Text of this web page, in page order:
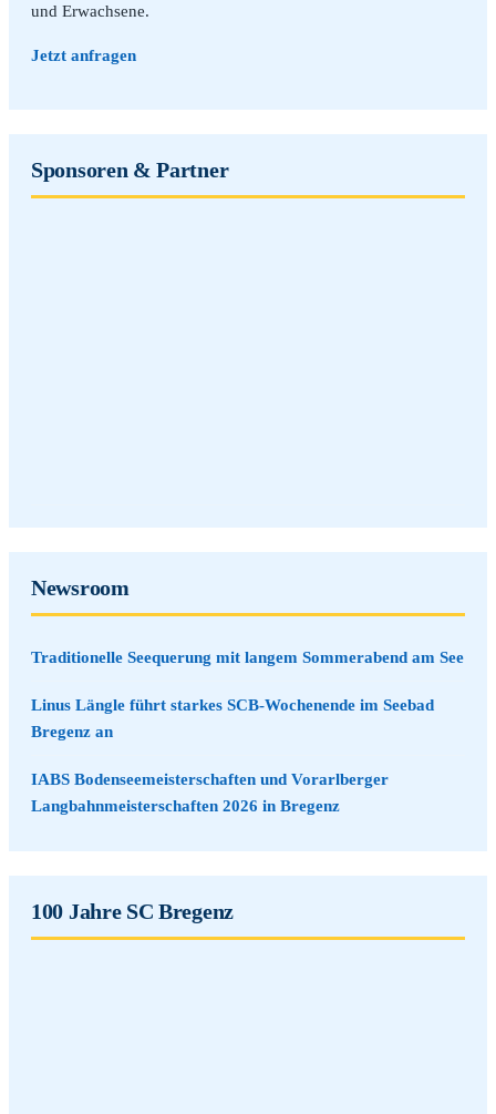
und Erwachsene.
Jetzt anfragen
Sponsoren & Partner
Newsroom
Traditionelle Seequerung mit langem Sommerabend am See
Linus Längle führt starkes SCB-Wochenende im Seebad
Bregenz an
IABS Bodenseemeisterschaften und Vorarlberger
Langbahnmeisterschaften 2026 in Bregenz
100 Jahre SC Bregenz